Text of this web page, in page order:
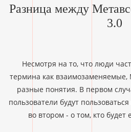
Разница между
3.0
Несмотря на то, что люди
термина как взаимозаменяемые,
разные понятия. В первом
пользователи будут
во втором - о том, кто будет